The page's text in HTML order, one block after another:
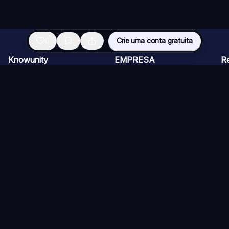
Crie uma conta gratuita
Knowunity EMPRESA